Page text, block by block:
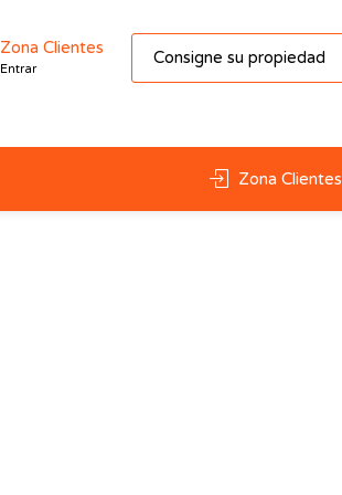
Consigne su propiedad
Zona Clientes
Entrar
Zona Clientes